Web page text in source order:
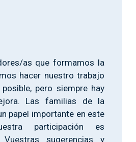
as que formamos la
hacer nuestro trabajo
pero siempre hay
Las familias de la
papel importante en este
participación es
Vuestras sugerencias y